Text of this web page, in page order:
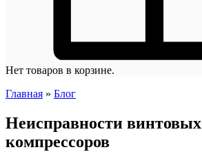
Нет товаров в корзине.
Главная » Блог
Неисправности винтовых
компрессоров